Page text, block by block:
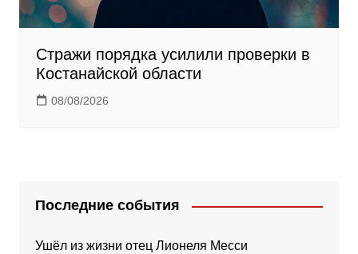
Стражи порядка усилили проверки в
Костанайской области
08/08/2026
Последние события
Ушёл из жизни отец Лионеля Месси